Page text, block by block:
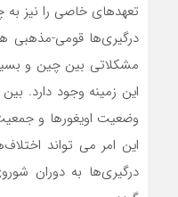
تعهدهای خاصی را نیز
درگیری‌ها قومی-مذهبی
مشکلاتی بین چین و
این زمینه وجود دارد.
وضعیت اویغورها و
این امر می تواند
درگیری‌ها به دوران